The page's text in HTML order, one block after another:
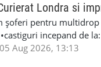
Londra si
șoferi pentru
incepand de
platitori de VAT si
Aug 2026, 13:13